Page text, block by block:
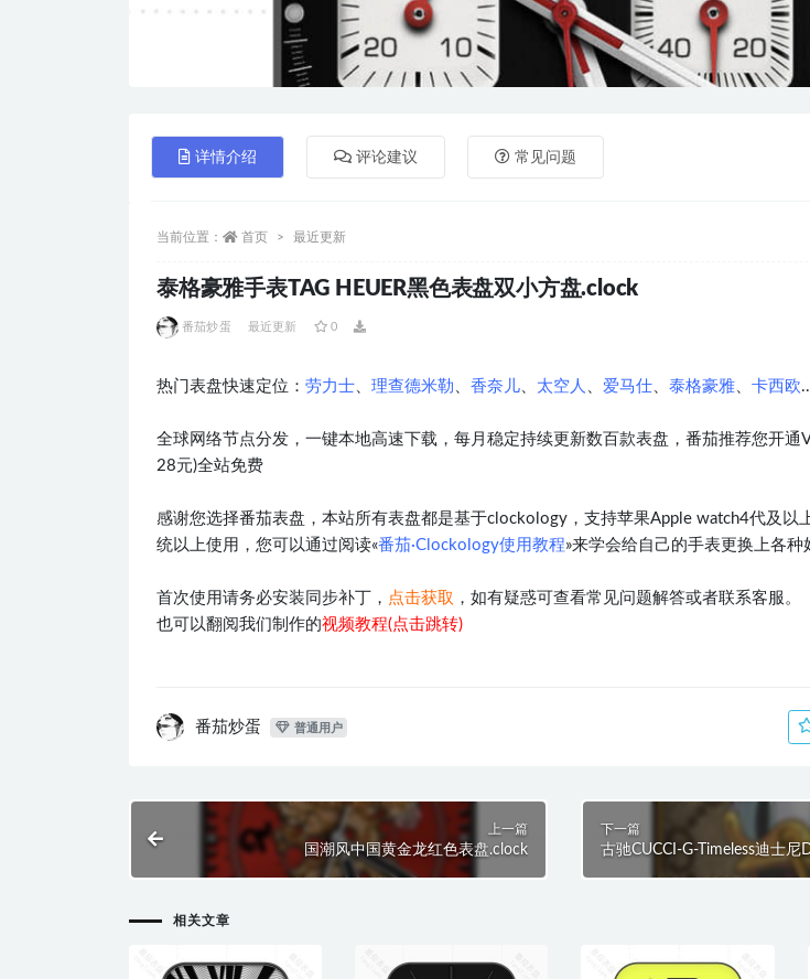
详情介绍 评论建议 常见问题
当前位置： 首页 最近更新
泰格豪雅手表TAG HEUER黑色表盘双小方盘.clock
番茄炒蛋 最近更新 0
热门表盘快速定位： 劳力士、 理查德米勒 、 香奈儿、 太空人 、 爱马仕、 泰格豪雅、 卡西欧
全球网络节点分发，一键本地高速下载，每月稳定持续更新数百款表盘，番茄推荐您开通
28元)全站免费
感谢您选择番茄表盘，本站所有表盘都是基于clockology，支持苹果Apple watch4代及以
统以上使用，您可以通过阅读«番茄·Clockology使用教程»来学会给自己的手表更换上各种
首次使用请务必安装同步补丁， 点击获取 ，如有疑惑可查看常见问题解答或者联系客服。
也可以翻阅我们制作的视频教程(点击跳转)
番茄炒蛋 普通用户
上一篇
国潮风中国黄金龙红色表盘.clock
下一篇
古驰CUCCI-G-Timeless迪士尼
相关文章